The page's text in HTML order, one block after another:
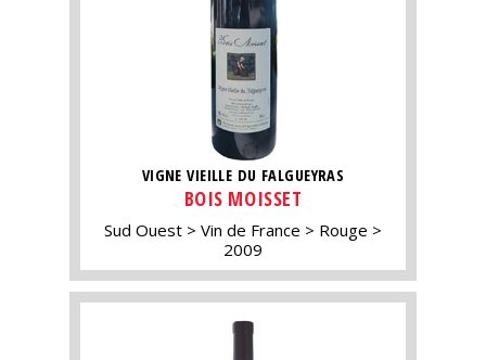
VIGNE VIEILLE DU FALGUEYRAS
BOIS MOISSET
Sud Ouest Vin de France
Rouge
2009